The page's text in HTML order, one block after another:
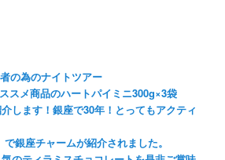
の為のナイトツアー
スメ商品のハートパイミニ300g×3袋
します！銀座で30年！とってもアクティ
銀座チャームが紹介されました。